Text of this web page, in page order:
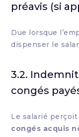
préavis (si
Due lorsque
dispenser le
3.2.
congés
Le salarié
congés acquis